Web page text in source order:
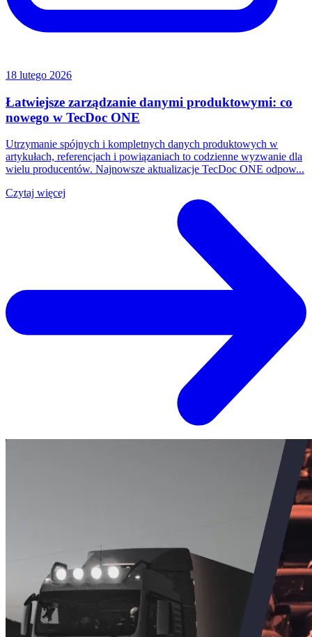
18 lutego 2026
Łatwiejsze zarządzanie danymi produktowymi: co
nowego w TecDoc ONE
Utrzymanie spójnych i kompletnych danych produktowych w
artykułach, referencjach i powiązaniach to codzienne wyzwanie dla
wielu producentów. Najnowsze aktualizacje TecDoc ONE odpow...
Czytaj więcej